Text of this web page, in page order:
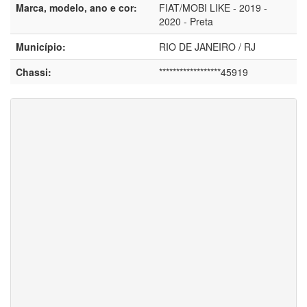
Marca, modelo, ano e cor:
FIAT/MOBI LIKE - 2019 -
2020 - Preta
Município:
RIO DE JANEIRO / RJ
Chassi:
******************45919